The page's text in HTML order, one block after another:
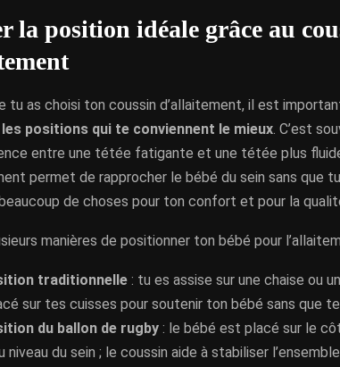
la position idéale grâce au
tu as choisi ton coussin d’allaitement, il est
positions qui te conviennent le mieux. C’est
entre une tétée fatigante et une tétée plus
permet de rapprocher le bébé du sein sans que
de choses pour ton confort et pour la
manières de positionner ton bébé pour
traditionnelle : tu es assise sur une chaise ou
sur tes cuisses pour soutenir ton bébé sans que
du ballon de rugby : le bébé est placé sur le
niveau du sein ; le coussin aide à stabiliser